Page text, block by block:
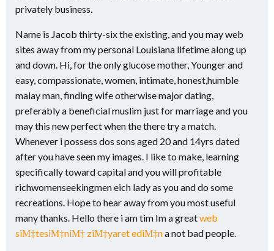
privately business.
Name is Jacob thirty-six the existing, and you may web
sites away from my personal Louisiana lifetime along up
and down. Hi, for the only glucose mother, Younger and
easy, compassionate, women, intimate, honest,humble
malay man, finding wife otherwise major dating,
preferably a beneficial muslim just for marriage and you
may this new perfect when the there try a match.
Whenever i possess dos sons aged 20 and 14yrs dated
after you have seen my images. I like to make, learning
specifically toward capital and you will profitable
richwomenseekingmen eich lady as you and do some
recreations. Hope to hear away from you most useful
many thanks. Hello there i am tim Im a greatweb
siМ‡tesiМ‡niМ‡ ziМ‡yaret ediМ‡na not bad people.